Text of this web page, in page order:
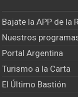
Bajate la APP de la
Nuestros
Portal Argentina
Turismo a la Carta
El Último Bastión